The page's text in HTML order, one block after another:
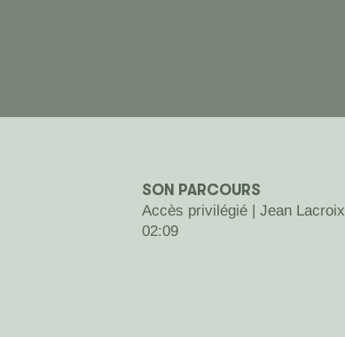
SON PARCOURS
Accès privilégié | Jean Lacroix
02:09